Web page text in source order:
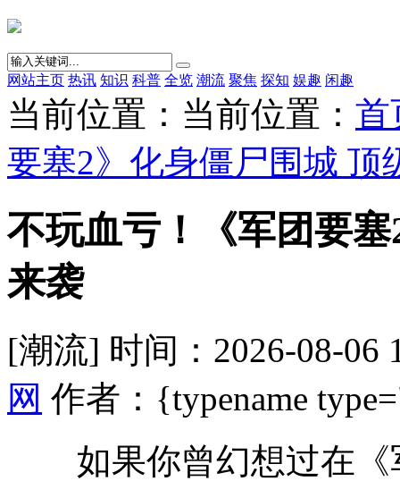
网站主页 热讯 知识 科普 全览 潮流 聚焦 探知 娱趣 闲趣
当前位置：当前位置： 首
要塞2》化身僵尸围城 顶
不玩血亏！《军团要
来袭
[潮流] 时间：2026-08-06
网 作者：{typename
如果你曾幻想过在《